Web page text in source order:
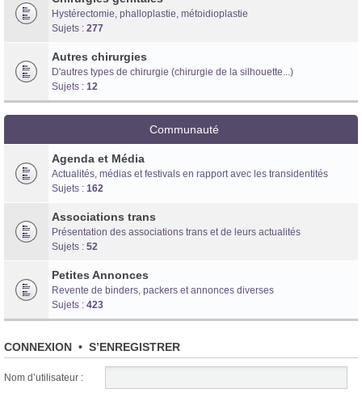
Hystérectomie, phalloplastie, métoidioplastie
Sujets : 277
Autres chirurgies
D'autres types de chirurgie (chirurgie de la silhouette...)
Sujets : 12
Communauté
Agenda et Média
Actualités, médias et festivals en rapport avec les transidentités
Sujets : 162
Associations trans
Présentation des associations trans et de leurs actualités
Sujets : 52
Petites Annonces
Revente de binders, packers et annonces diverses
Sujets : 423
CONNEXION • S’ENREGISTRER
Nom d’utilisateur :